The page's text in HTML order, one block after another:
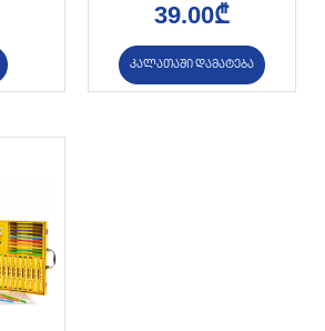
39.00₾
კალათაში დამატება